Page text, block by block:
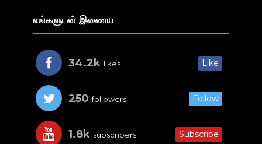
எங்களுடன் இணைய
34.2k likes Like
250 followers Follow
1.8k subscribers Subscribe